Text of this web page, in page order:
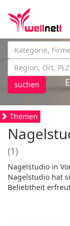
suchen
Themen
(1)
Nagelstudio in
Nagelstudio hat
Beliebtheit